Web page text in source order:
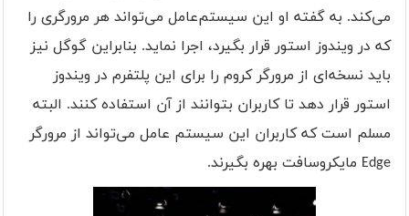
می‌کند. به گفته او این سیستم‌عامل می‌تواند هر مرورگری را
که در ویندوز استور قرار بگیرد، اجرا نماید. بنابراین گوگل نیز
باید نسخه‌ای از مرورگر کروم را برای این پلتفرم در ویندوز
استور قرار دهد تا کاربران بتوانند از آن استفاده کنند. البته
مسلم است که کاربران این سیستم عامل می‌تواند از مرور‌گر
Edge مایکروسافت بهره بگیرند.